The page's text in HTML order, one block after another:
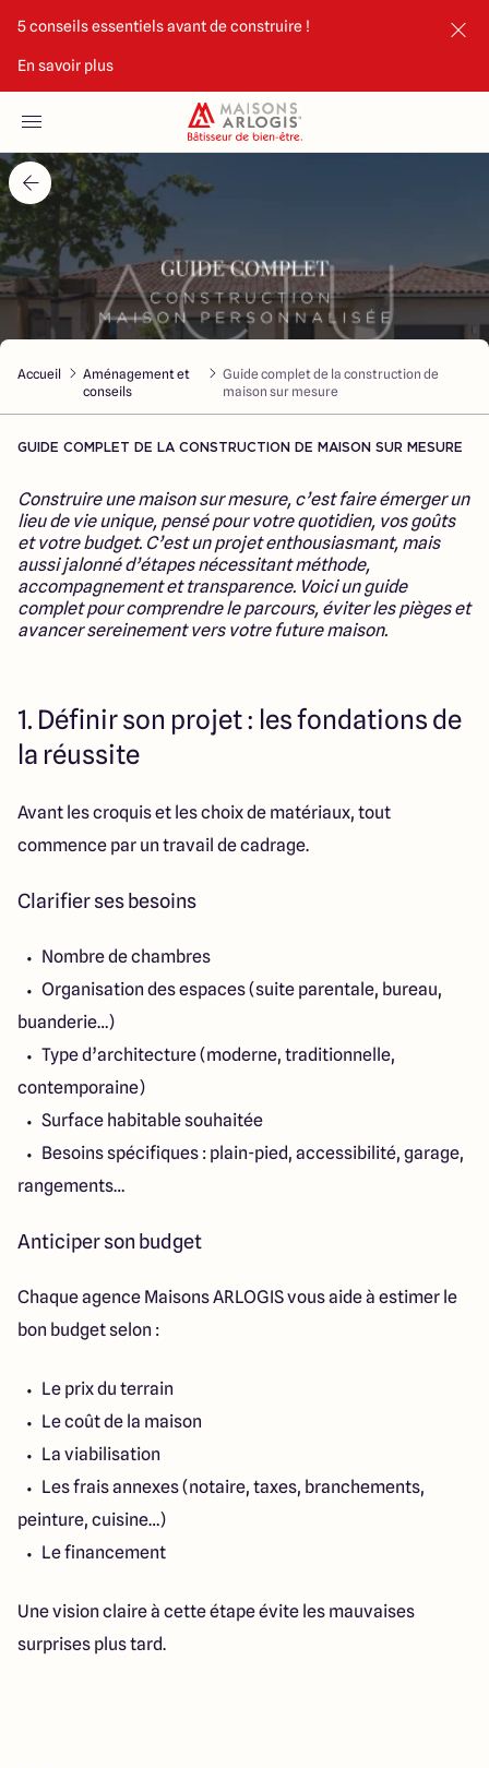
5 conseils essentiels avant de construire !
En savoir plus
Nos maisons
Nos annonces
Votre projet
14 Rue Léonard Trompillon
87100 Limoges
4.4 4.8
Accueil
Aménagement et
conseils
Guide complet de la construction de
maison sur mesure
GUIDE COMPLET DE LA CONSTRUCTION DE MAISON SUR MESURE
Construire une maison sur mesure, c’est faire émerger un
lieu de vie unique, pensé pour votre quotidien, vos goûts
et votre budget. C’est un projet enthousiasmant, mais
aussi jalonné d’étapes nécessitant méthode,
accompagnement et transparence. Voici un guide
complet pour comprendre le parcours, éviter les pièges et
avancer sereinement vers votre future maison.
1. Définir son projet : les fondations de
la réussite
Avant les croquis et les choix de matériaux, tout
commence par un travail de cadrage.
Clarifier ses besoins
Nombre de chambres
Organisation des espaces (suite parentale, bureau,
buanderie…)
Type d’architecture (moderne, traditionnelle,
contemporaine)
Surface habitable souhaitée
Besoins spécifiques : plain-pied, accessibilité, garage,
rangements…
Anticiper son budget
Chaque agence Maisons ARLOGIS vous aide à estimer le
bon budget selon :
Le prix du terrain
Le coût de la maison
La viabilisation
Les frais annexes (notaire, taxes, branchements,
peinture, cuisine…)
Le financement
Une vision claire à cette étape évite les mauvaises
surprises plus tard.